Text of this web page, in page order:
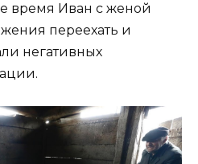
время Иван с женой
переехать и
негативных